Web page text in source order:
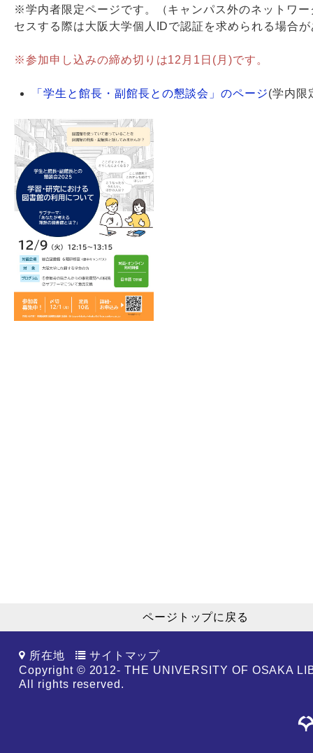
※学内者限定ページです。（キャンパス外のネットワー
セスする際は大阪大学個人IDで認証を求められる場合
※参加申し込みの締め切りは12月1日(月)です。
「学生と館長・副館長との懇談会」のページ(学内限
ページトップに戻る
所在地
サイトマップ
Copyright © 2012- THE UNIVERSITY OF OSAKA
All rights reserved.